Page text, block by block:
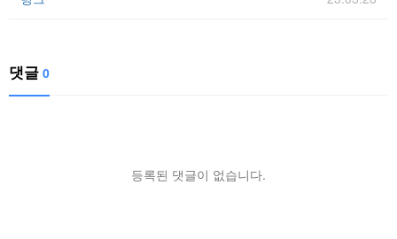
댓글 0
등록된 댓글이 없습니다.